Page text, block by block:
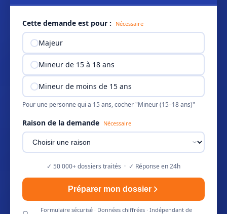
Cette demande est pour : Nécessaire
Majeur
Mineur de 15 à 18 ans
Mineur de moins de 15 ans
Pour une personne qui a 15 ans, cocher "Mineur (15–18 ans)"
Raison de la demande Nécessaire
✓ 50 000+ dossiers traités · ✓ Réponse en 24h
Préparer mon dossier
Formulaire sécurisé · Données chiffrées · Indépendant de